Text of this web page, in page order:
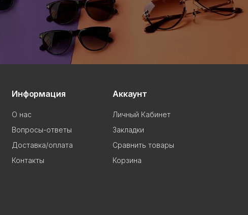
Информация
О нас
Вопросы-ответы
Доставка/оплата
Контакты
Аккаунт
Личный Кабинет
Закладки
Сравнить товары
Корзина